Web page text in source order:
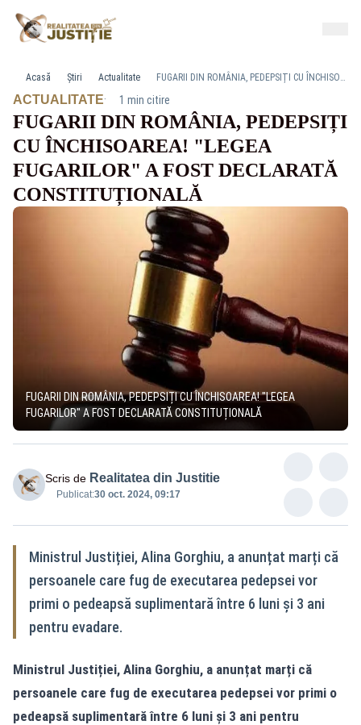
Acasă Știri Actualitate FUGARII DIN ROMÂNIA, PEDEPSIȚI CU ÎNCHISOAREA! "LEGEA FUGARILOR" A FOST DECLARATĂ CONSTITUȚIONALĂ
ACTUALITATE· 1 min citire
FUGARII DIN ROMÂNIA, PEDEPSIȚI
CU ÎNCHISOAREA! "LEGEA
FUGARILOR" A FOST DECLARATĂ
CONSTITUȚIONALĂ
FUGARII DIN ROMÂNIA, PEDEPSIȚI CU ÎNCHISOAREA! "LEGEA
FUGARILOR" A FOST DECLARATĂ CONSTITUȚIONALĂ
Scris de Realitatea din Justitie
Publicat:30 oct. 2024, 09:17
Ministrul Justiției, Alina Gorghiu, a anunțat marți că
persoanele care fug de executarea pedepsei vor
primi o pedeapsă suplimentară între 6 luni și 3 ani
pentru evadare.
Ministrul Justiției, Alina Gorghiu, a anunțat marți că
persoanele care fug de executarea pedepsei vor primi o
pedeapsă suplimentară între 6 luni și 3 ani pentru